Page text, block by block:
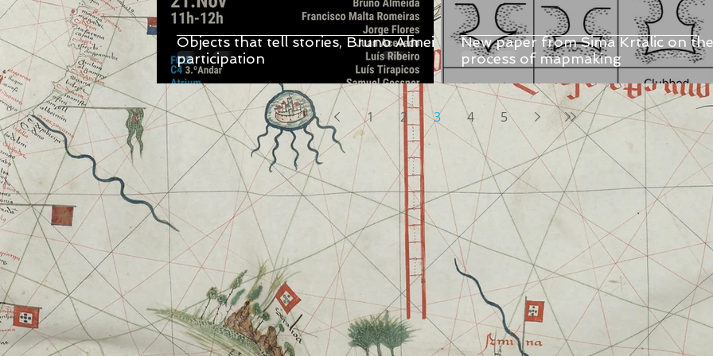
Objects that tell stories, Bruno Almeida
participation
New paper from Sima Krtalic on the
process of mapmaking
1 2 3 4 5